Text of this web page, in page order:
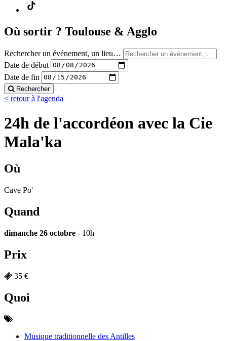
Où sortir ? Toulouse & Agglo
Rechercher un événement, un lieu…
Date de début
Date de fin
Rechercher
< retour à l'agenda
24h de l'accordéon avec la Cie
Mala'ka
Où
Cave Po'
Quand
dimanche 26 octobre - 10h
Prix
35 €
Quoi
Musique traditionnelle des Antilles